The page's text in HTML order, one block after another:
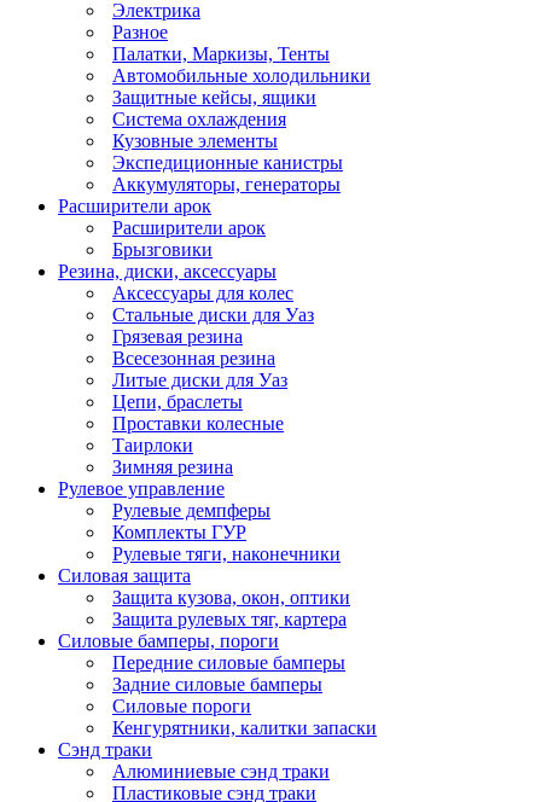
Электрика
Разное
Палатки, Маркизы, Тенты
Автомобильные холодильники
Защитные кейсы, ящики
Система охлаждения
Кузовные элементы
Экспедиционные канистры
Аккумуляторы, генераторы
Расширители арок
Расширители арок
Брызговики
Резина, диски, аксессуары
Аксессуары для колес
Стальные диски для Уаз
Грязевая резина
Всесезонная резина
Литые диски для Уаз
Цепи, браслеты
Проставки колесные
Таирлоки
Зимняя резина
Рулевое управление
Рулевые демпферы
Комплекты ГУР
Рулевые тяги, наконечники
Силовая защита
Защита кузова, окон, оптики
Защита рулевых тяг, картера
Силовые бамперы, пороги
Передние силовые бамперы
Задние силовые бамперы
Силовые пороги
Кенгурятники, калитки запаски
Сэнд траки
Алюминиевые сэнд траки
Пластиковые сэнд траки